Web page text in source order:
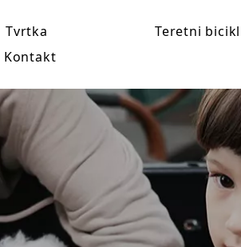
Tvrtka Teretni bicikl
Kontakt